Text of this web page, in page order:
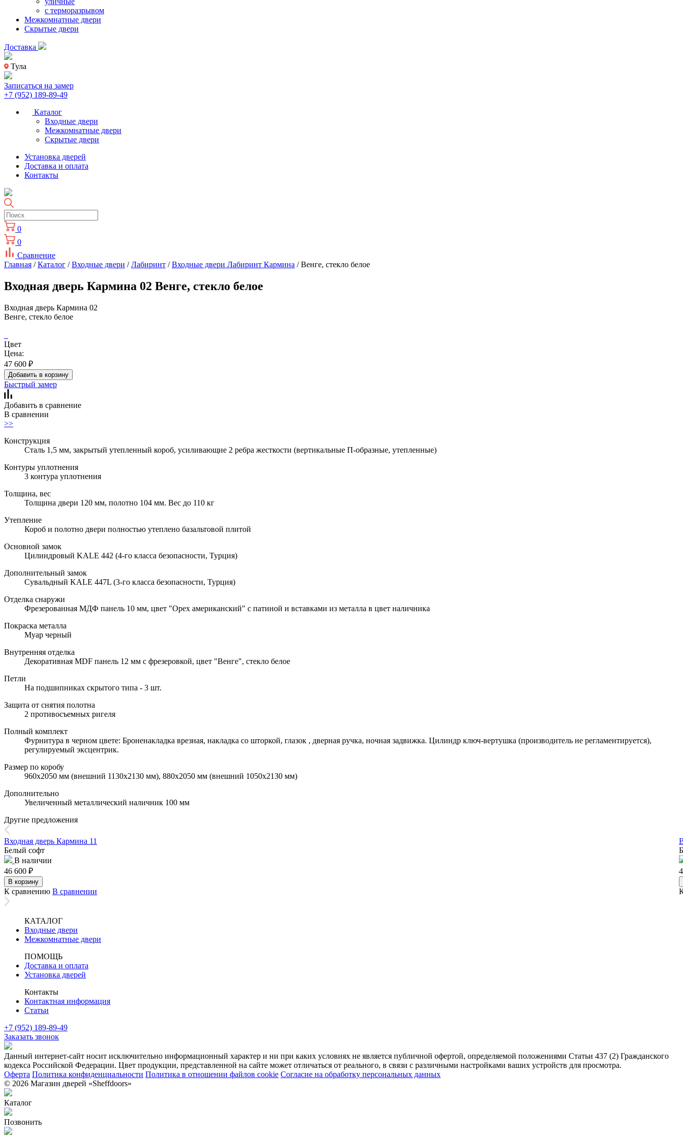
с терморазрывом
Межкомнатные двери
Скрытые двери
Доставка
Тула
Записаться на замер
+7 (952) 189-89-49
Каталог
Входные двери
Межкомнатные двери
Скрытые двери
Установка дверей
Доставка и оплата
Контакты
0
0
Сравнение
Главная /Каталог /Входные двери /Лабиринт /Входные двери Лабиринт Кармина / Венге, стекло белое
Входная дверь Кармина 02 Венге, стекло белое
Входная дверь Кармина 02
Венге, стекло белое
Цвет
Цена:
47 600 ₽
Добавить в корзину
Быстрый замер
Добавить в сравнение
В сравнении
>>
Конструкция
Сталь 1,5 мм, закрытый утепленный короб, усиливающие 2 ребра жесткости (вертикальные П-образные, утепленные)
Контуры уплотнения
3 контура уплотнения
Толщина, вес
Толщина двери 120 мм, полотно 104 мм. Вес до 110 кг
Утепление
Короб и полотно двери полностью утеплено базальтовой плитой
Основной замок
Цилиндровый KALE 442 (4-го класса безопасности, Турция)
Дополнительный замок
Сувальдный KALE 447L (3-го класса безопасности, Турция)
Отделка снаружи
Фрезерованная МДФ панель 10 мм, цвет "Орех американский" с патиной и вставками из металла в цвет наличника
Покраска металла
Муар черный
Внутренняя отделка
Декоративная MDF панель 12 мм с фрезеровкой, цвет "Венге", стекло белое
Петли
На подшипниках скрытого типа - 3 шт.
Защита от снятия полотна
2 противосъемных ригеля
Полный комплект
Фурнитура в черном цвете: Броненакладка врезная, накладка со шторкой, глазок , дверная ручка, ночная задвижка. Цилиндр ключ-вертушка (производитель не регламентируется),
регулируемый эксцентрик.
Размер по коробу
960х2050 мм (внешний 1130х2130 мм), 880х2050 мм (внешний 1050х2130 мм)
Дополнительно
Увеличенный металлический наличник 100 мм
Другие предложения
Входная дверь Кармина 11
Белый софт
В наличии
46 600 ₽
В корзину
К сравнению В сравнении
КАТАЛОГ
Входные двери
Межкомнатные двери
ПОМОЩЬ
Доставка и оплата
Установка дверей
Контакты
Контактная информация
Статьи
+7 (952) 189-89-49
Заказать звонок
Данный интернет-сайт носит исключительно информационный характер и ни при каких условиях не является публичной офертой, определяемой положениями Статьи 437 (2) Гражданского
кодекса Российской Федерации. Цвет продукции, представленной на сайте может отличаться от реального, в связи с различными настройками ваших устройств для просмотра.
Оферта Политика конфиденциальности Политика в отношении файлов cookie Согласие на обработку персональных данных
© 2026 Магазин дверей «Sheffdoors»
Каталог
Позвонить